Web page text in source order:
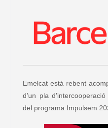
Emelcat està rebent
d'un pla
del programa Impulsem